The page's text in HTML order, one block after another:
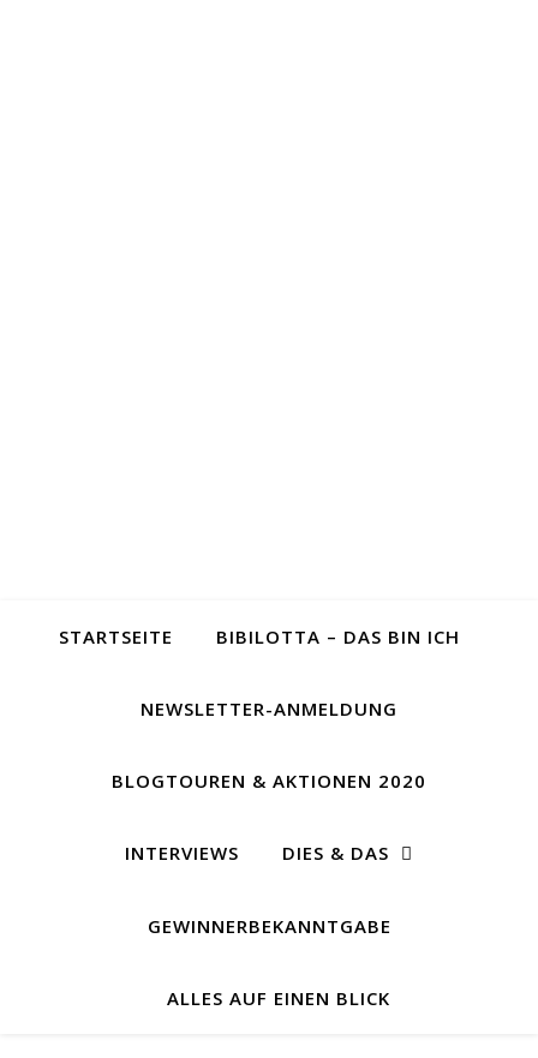
STARTSEITE BIBILOTTA – DAS BIN ICH
NEWSLETTER-ANMELDUNG
BLOGTOUREN & AKTIONEN 2020
INTERVIEWS DIES & DAS
GEWINNERBEKANNTGABE
ALLES AUF EINEN BLICK